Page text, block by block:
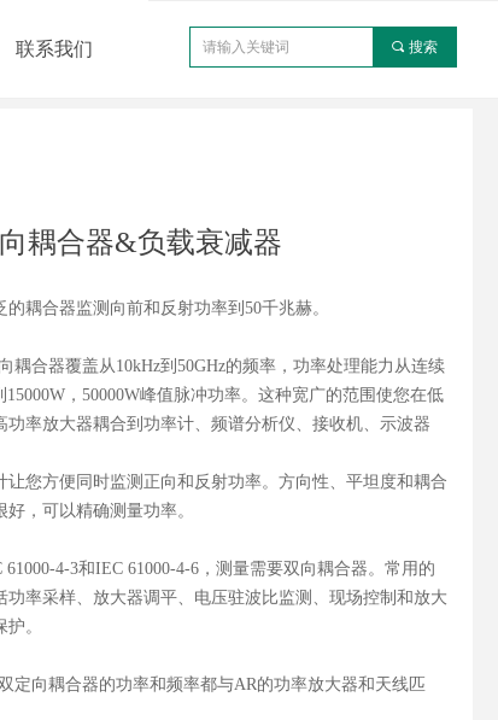
联系我们 끠 搜索
耦合器&负载衰减器
的耦合器监测向前和反射功率到50千兆赫。
耦合器覆盖从10kHz到50GHz的频率，功率处理能力从连续
15000W，50000W峰值脉冲功率。这种宽广的范围使您在低
功率放大器耦合到功率计、频谱分析仪、接收机、示波器
让您方便同时监测正向和反射功率。方向性、平坦度和耦合
好，可以精确测量功率。
61000-4-3和IEC 61000-4-6，测量需要双向耦合器。常用的
功率采样、放大器调平、电压驻波比监测、现场控制和放大
。
定向耦合器的功率和频率都与AR的功率放大器和天线匹